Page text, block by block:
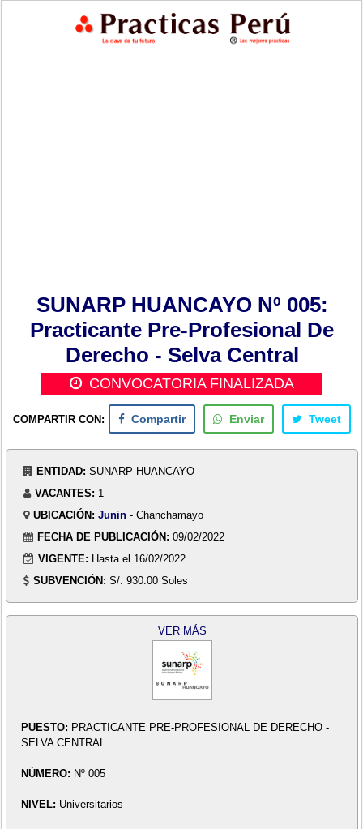
SUNARP HUANCAYO Nº 005:
Practicante Pre-Profesional De
Derecho - Selva Central
CONVOCATORIA FINALIZADA
COMPARTIR CON: Compartir Enviar Tweet
ENTIDAD: SUNARP HUANCAYO
VACANTES: 1
UBICACIÓN: Junin - Chanchamayo
FECHA DE PUBLICACIÓN: 09/02/2022
VIGENTE: Hasta el 16/02/2022
SUBVENCIÓN: S/. 930.00 Soles
VER MÁS
PUESTO: PRACTICANTE PRE-PROFESIONAL DE DERECHO -
SELVA CENTRAL
NÚMERO: Nº 005
NIVEL: Universitarios